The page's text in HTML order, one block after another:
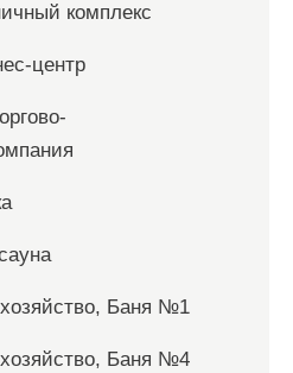
комплекс
центр
Баня №1
Баня №4